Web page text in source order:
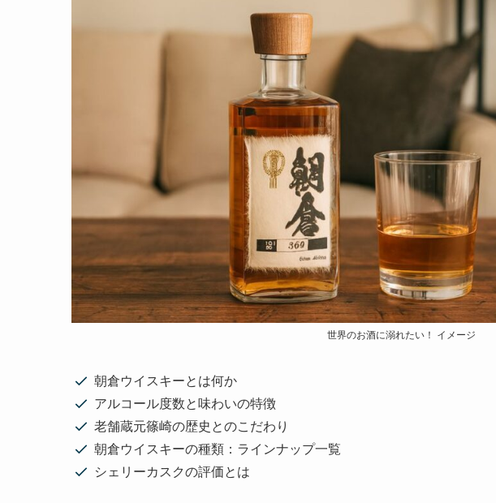
世界のお酒に溺れたい！ イメージ
朝倉ウイスキーとは何か
アルコール度数と味わいの特徴
老舗蔵元篠崎の歴史とのこだわり
朝倉ウイスキーの種類：ラインナップ一覧
シェリーカスクの評価とは